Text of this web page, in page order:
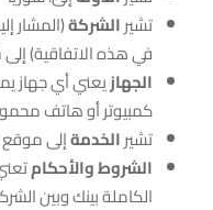
تشيرالشركة(المشار
في هذه الاتفاقية)
الجهازيعني أي جهاز
كمبيوتر أو هاتف
تشيرالخدمةإلى موقع
الشروط والأحكام
الكاملة بينك وبين